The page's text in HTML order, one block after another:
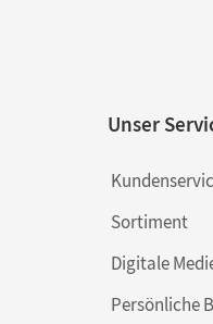
Unser
Sortiment
Digitale
Persönliche